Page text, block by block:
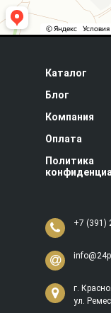
Каталог
Блог
Компания
Оплата
Политика
+7 (391)
г.
ул.